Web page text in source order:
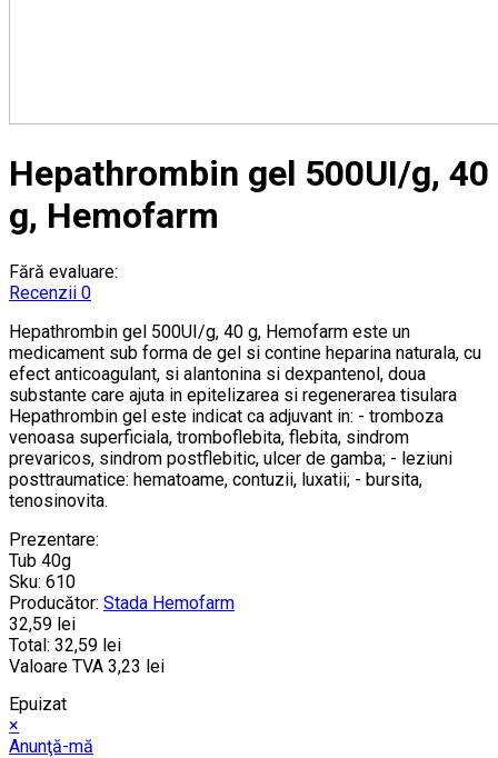
Hepathrombin gel 500UI/g, 40
g, Hemofarm
Fără evaluare:
Recenzii 0
Hepathrombin gel 500UI/g, 40 g, Hemofarm este un
medicament sub forma de gel si contine heparina naturala, cu
efect anticoagulant, si alantonina si dexpantenol, doua
substante care ajuta in epitelizarea si regenerarea tisulara
Hepathrombin gel este indicat ca adjuvant in: - tromboza
venoasa superficiala, tromboflebita, flebita, sindrom
prevaricos, sindrom postflebitic, ulcer de gamba; - leziuni
posttraumatice: hematoame, contuzii, luxatii; - bursita,
tenosinovita.
Prezentare:
Tub 40g
Sku: 610
Producător: Stada Hemofarm
32,59 lei
Total: 32,59 lei
Valoare TVA 3,23 lei
Epuizat
×
Anunţă-mă